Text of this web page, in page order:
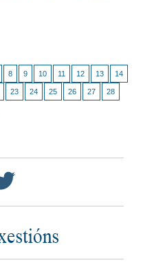
8 9 10 11 12 13 14
23 24 25 26 27 28